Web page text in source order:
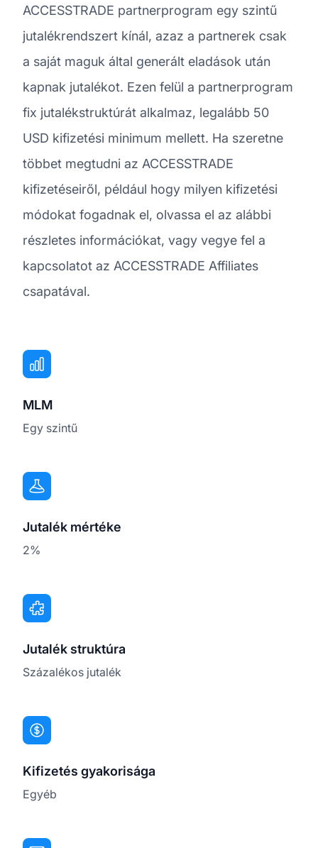
ACCESSTRADE partnerprogram egy szintű
jutalékrendszert kínál, azaz a partnerek csak
a saját maguk által generált eladások után
kapnak jutalékot. Ezen felül a partnerprogram
fix jutalékstruktúrát alkalmaz, legalább 50
USD kifizetési minimum mellett. Ha szeretne
többet megtudni az ACCESSTRADE
kifizetéseiről, például hogy milyen kifizetési
módokat fogadnak el, olvassa el az alábbi
részletes információkat, vagy vegye fel a
kapcsolatot az ACCESSTRADE Affiliates
csapatával.
MLM
Egy szintű
Jutalék mértéke
2%
Jutalék struktúra
Százalékos jutalék
Kifizetés gyakorisága
Egyéb